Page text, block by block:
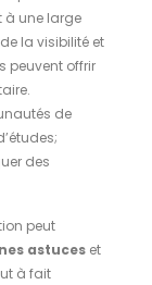
à une large
la visibilité et
peuvent offrir
de
des
peut
astuces et
à fait